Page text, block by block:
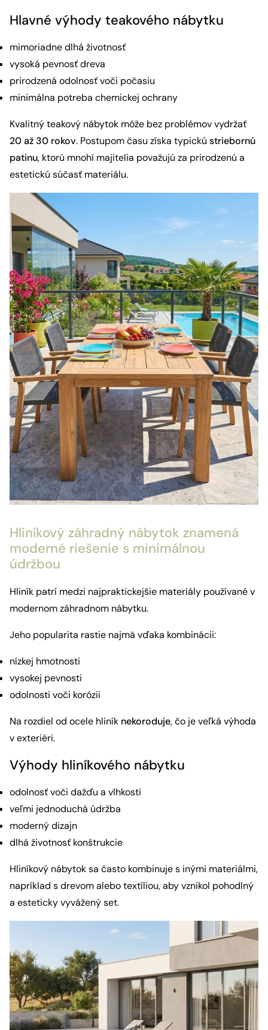
Hlavné výhody teakového nábytku
mimoriadne dlhá životnosť
vysoká pevnosť dreva
prirodzená odolnosť voči počasiu
minimálna potreba chemickej ochrany
Kvalitný teakový nábytok môže bez problémov vydržať
20 až 30 rokov. Postupom času získa typickú striebornú
patinu, ktorú mnohí majitelia považujú za prirodzenú a
estetickú súčasť materiálu.
Hliníkový záhradný nábytok znamená
moderné riešenie s minimálnou
údržbou
Hliník patrí medzi najpraktickejšie materiály používané v
modernom záhradnom nábytku.
Jeho popularita rastie najmä vďaka kombinácii:
nízkej hmotnosti
vysokej pevnosti
odolnosti voči korózii
Na rozdiel od ocele hliník nekoroduje, čo je veľká výhoda
v exteriéri.
Výhody hliníkového nábytku
odolnosť voči dažďu a vlhkosti
veľmi jednoduchá údržba
moderný dizajn
dlhá životnosť konštrukcie
Hliníkový nábytok sa často kombinuje s inými materiálmi,
napríklad s drevom alebo textíliou, aby vznikol pohodlný
a esteticky vyvážený set.